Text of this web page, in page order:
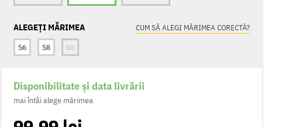
ALEGEȚI MĂRIMEA
CUM SĂ ALEGI MĂRIMEA CORECTĂ?
56
58 60
Disponibilitate și data livrării
mai întâi alege mărimea